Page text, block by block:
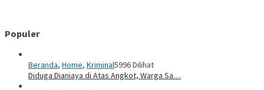
Populer
Beranda, Home, Kriminal5996 Dilihat
Diduga Dianiaya di Atas Angkot, Warga Sa…